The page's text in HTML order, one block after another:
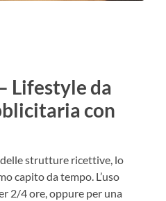
Lifestyle da
con
strutture ricettive, lo
capito da tempo. L’uso
2/4 ore, oppure per una